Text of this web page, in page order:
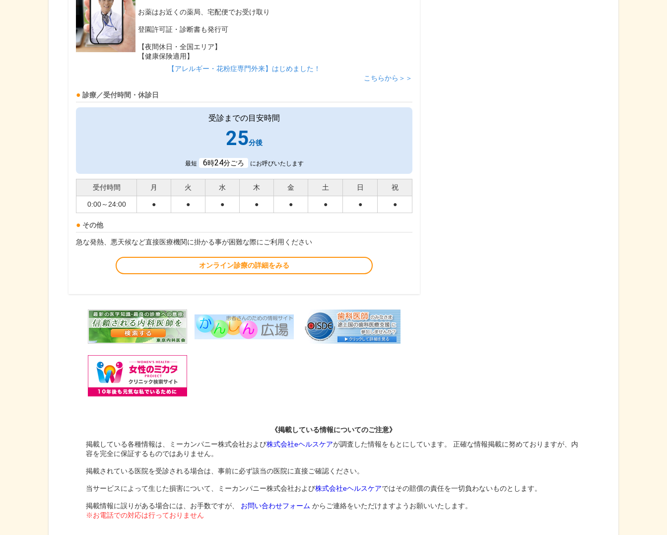
お薬はお近くの薬局、宅配便でお受け取り
登園許可証・診断書も発行可
【夜間休日・全国エリア】
【健康保険適用】
【アレルギー・花粉症専門外来】はじめました！
こちらから＞＞
診療／受付時間・休診日
受診までの目安時間
25分後
最短 6時24分ごろ にお呼びいたします
受付時間 月 火 水 木 金 土 日 祝
0:00～24:00 ● ● ● ● ● ● ● ●
その他
急な発熱、悪天候など直接医療機関に掛かる事が困難な際にご利用ください
オンライン診療の詳細をみる
《掲載している情報についてのご注意》
掲載している各種情報は、ミーカンパニー株式会社および株式会社eヘルスケアが調査した情報をもとにしています。 正確な情報掲載に努めておりますが、内
容を完全に保証するものではありません。
掲載されている医院を受診される場合は、事前に必ず該当の医院に直接ご確認ください。
当サービスによって生じた損害について、ミーカンパニー株式会社および株式会社eヘルスケアではその賠償の責任を一切負わないものとします。
掲載情報に誤りがある場合には、お手数ですが、 お問い合わせフォーム からご連絡をいただけますようお願いいたします。
※お電話での対応は行っておりません